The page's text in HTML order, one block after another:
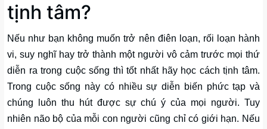
tịnh tâm?
Nếu như bạn không muốn trở nên điên loạn, rối loạn hành
vi, suy nghĩ hay trở thành một người vô cảm trước mọi thứ
diễn ra trong cuộc sống thì tốt nhất hãy học cách tịnh tâm.
Trong cuộc sống này có nhiều sự diễn biến phức tạp và
chúng luôn thu hút được sự chú ý của mọi người. Tuy
nhiên não bộ của mỗi con người cũng chỉ có giới hạn. Nếu